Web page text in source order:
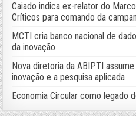
Caiado indica ex-relator do
Críticos para comando da
MCTI cria banco nacional de
da inovação
Nova diretoria da ABIPTI
inovação e a pesquisa aplicada
Economia Circular como legado